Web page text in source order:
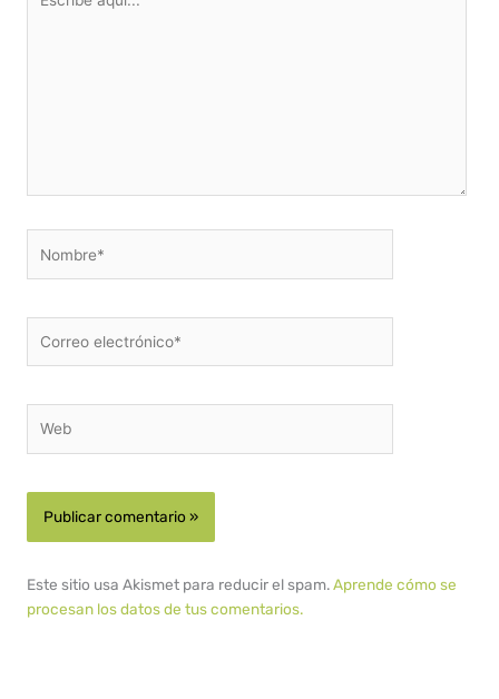
aquí...
electrónico*
Este sitio usa Akismet para reducir el spam.Aprende cómo se
procesan los datos de tus comentarios.